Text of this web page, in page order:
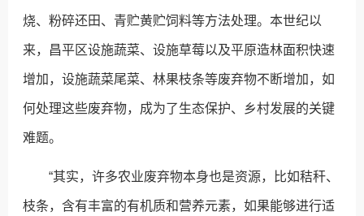
烧、粉碎还田、青贮黄贮饲料等方法处理。本世纪以
来，昌平区设施蔬菜、设施草莓以及平原造林面积快速
增加，设施蔬菜尾菜、林果枝条等废弃物不断增加，如
何处理这些废弃物，成为了生态保护、乡村发展的关键
难题。
“其实，许多农业废弃物本身也是资源，比如秸秆、
枝条，含有丰富的有机质和营养元素，如果能够进行适